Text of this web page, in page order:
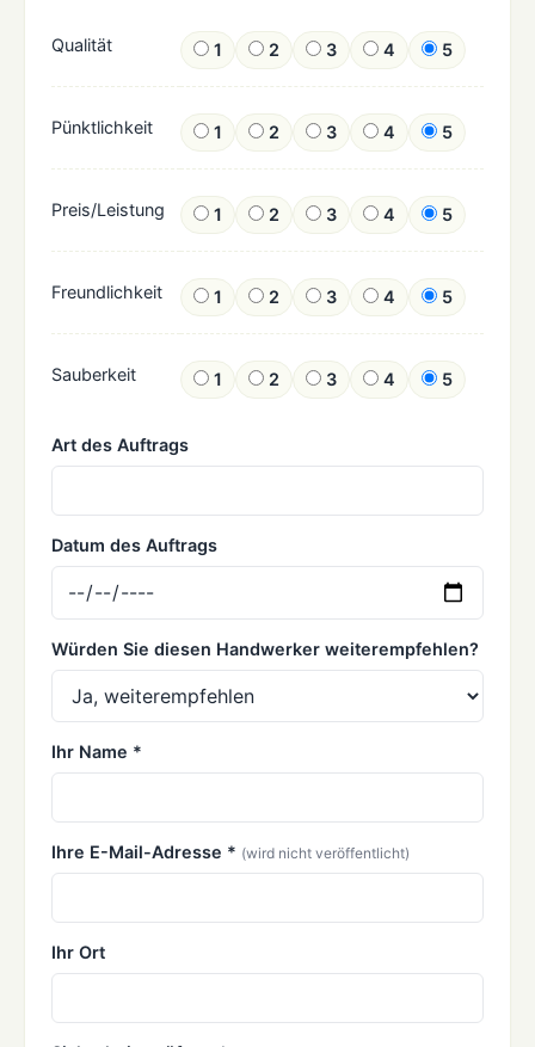
Qualität 1 2 3 4 5
Pünktlichkeit 1 2 3 4 5
Preis/Leistung 1 2 3 4 5
Freundlichkeit 1 2 3 4 5
Sauberkeit 1 2 3 4 5
Art des Auftrags
Datum des Auftrags
Würden Sie diesen Handwerker weiterempfehlen?
Ihr Name *
Ihre E-Mail-Adresse * (wird nicht veröffentlicht)
Ihr Ort